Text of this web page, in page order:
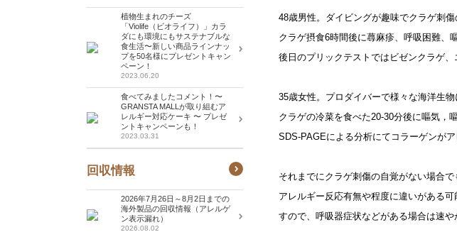
48歳男性。ダイビングが趣味でクラゲ刺
クラゲ摂食6時間後に蕁麻疹、呼吸困難、
後日のプリックテストではビゼンクラゲ
35歳女性。プロダイバーで様々な海洋生
クラゲの冷菜を食べた20-30分後に嘔気，
SDS-PAGEによる分析にてコラーゲンがア
それまでにクラゲ刺傷の自覚がない場合
アレルギー反応有無や程度に違いがある
すので、呼吸器症状などがある場合は速や
植物生まれのチーズ
「Violife（ビオライフ）」カラ
ダにも環境にもサステナブルな
食生活〜新しい商品ラインナッ
プを50名様にプレゼントキャン
ペーン！
2023.06.20
食べてみましたコメント！〜
GRANSTA MALLが取り組むア
レルギー対応ケーキ 〜 プレゼ
ントキャンペーンも！
2023.03.31
回収情報
2026年7月26日～8月2日までの
海外製品の回収情報（アレルゲ
ン表示漏れ）
2026.08.02